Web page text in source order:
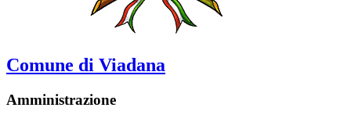
Comune di Viadana
Amministrazione